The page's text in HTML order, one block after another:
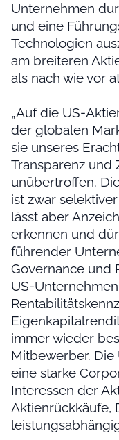
Unternehmen
und eine
Technologien
am breiteren
als nach wie vor
„Auf die US-
der globalen
sie unseres
Transparenz und
unübertroffen.
ist zwar
lässt aber
erkennen und
führender
Governance und
US-
immer wieder
Mitbewerber.
eine starke
Interessen der
Aktienrückkäufe,